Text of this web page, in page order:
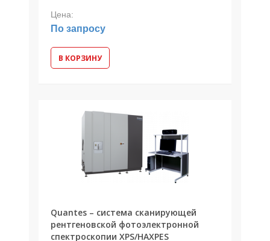
Цена:
По запросу
В КОРЗИНУ
Quantes – cистема сканирующей
рентгеновской фотоэлектронной
спектроскопии XPS/HAXPES